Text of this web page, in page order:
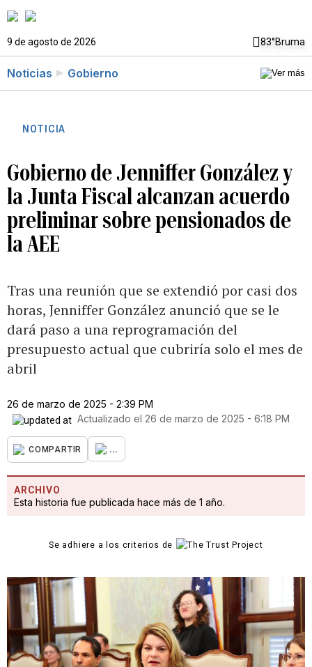
9 de agosto de 2026 83°Bruma
Noticias Gobierno
NOTICIA
Gobierno de Jenniffer González y
la Junta Fiscal alcanzan acuerdo
preliminar sobre pensionados de
la AEE
Tras una reunión que se extendió por casi dos
horas, Jenniffer González anunció que se le
dará paso a una reprogramación del
presupuesto actual que cubriría solo el mes de
abril
26 de marzo de 2025 - 2:39 PM
Actualizado el 26 de marzo de 2025 - 6:18 PM
COMPARTIR ...
ARCHIVO
Esta historia fue publicada hace más de 1 año.
Se adhiere a los criterios de